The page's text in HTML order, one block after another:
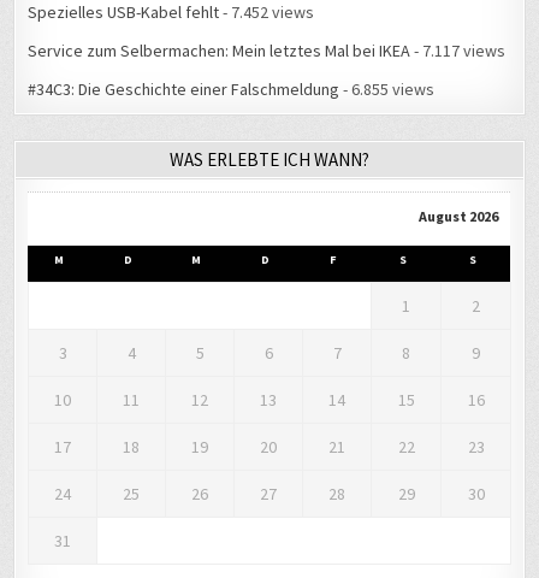
Spezielles USB-Kabel fehlt- 7.452 views
Service zum Selbermachen: Mein letztes Mal bei IKEA- 7.117 views
#34C3: Die Geschichte einer Falschmeldung - 6.855 views
WAS ERLEBTE ICH WANN?
August 2026
M D M D F S S
1 2
3 4 5 6 7 8 9
10 11 12 13 14 15 16
17 18 19 20 21 22 23
24 25 26 27 28 29 30
31